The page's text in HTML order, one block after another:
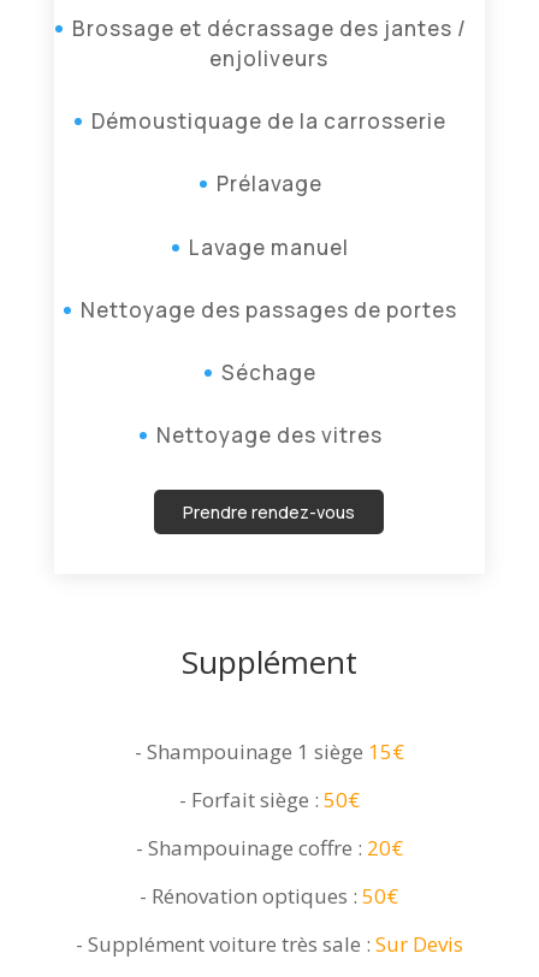
Brossage et décrassage des jantes /
enjoliveurs
Démoustiquage de la carrosserie
Prélavage
Lavage manuel
Nettoyage des passages de portes
Séchage
Nettoyage des vitres
Prendre rendez-vous
Supplément
- Shampouinage 1 siège 15€
- Forfait siège : 50€
- Shampouinage coffre : 20€
- Rénovation optiques :50€
- Supplément voiture très sale : Sur Devis